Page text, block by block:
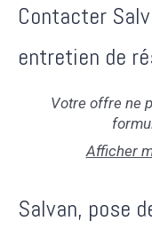
Contacter
entretien de
Votre offre ne
Afficher
Salvan, pose